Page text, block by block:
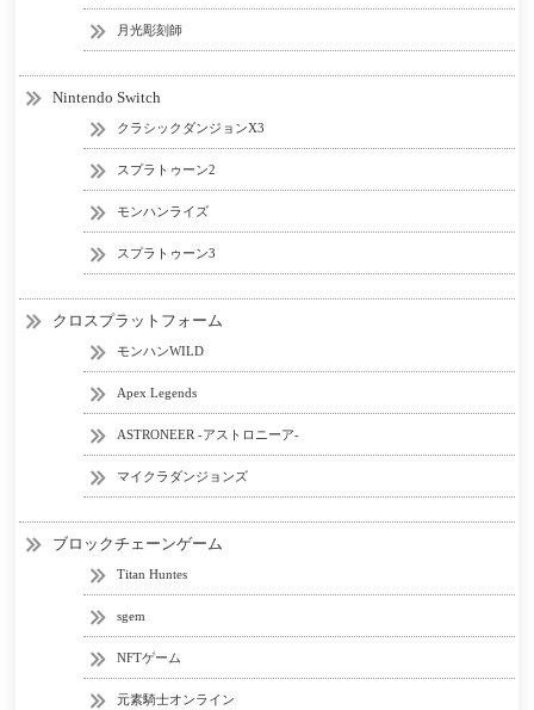
月光彫刻師
Nintendo Switch
クラシックダンジョンX3
スプラトゥーン2
モンハンライズ
スプラトゥーン3
クロスプラットフォーム
モンハンWILD
Apex Legends
ASTRONEER -アストロニーア-
マイクラダンジョンズ
ブロックチェーンゲーム
Titan Huntes
sgem
NFTゲーム
元素騎士オンライン